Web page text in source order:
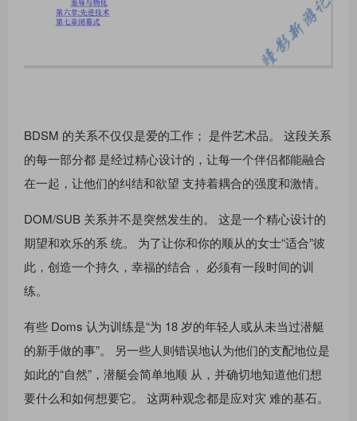
BDSM 的关系不仅仅是爱的工作； 是件艺术品。 这段关系
的每一部分都 是经过精心设计的，让每一个伴侣都能融合
在一起，让他们的纠结和欲望 支持着耦合的强度和激情。
DOM/SUB 关系并不是突然发生的。 这是一个精心设计的
期望和欢乐的系 统。 为了让你和你的顺从的女士“适合”彼
此，创造一个持久，幸福的结合， 必须有一段时间的训
练。
有些 Doms 认为训练是“为 18 岁的年轻人或从未当过潜艇
的新手做的事”。 另一些人则错误地认为他们的支配地位是
如此的“自然”，潜艇会简单地顺 从，并确切地知道他们想
要什么和如何想要它。 这两种观念都是应对灾 难的基石。